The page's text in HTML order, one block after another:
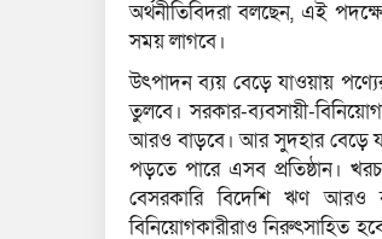
অর্থনীতিবিদরা বলছেন, এই
সময় লাগবে।
উৎপাদন ব্যয় বেড়ে যাওয়ায়
তুলবে। সরকার-ব্যবসায়ী-
আরও বাড়বে। আর সুদহার বেড়ে
পড়তে পারে এসব প্রতিষ্ঠান।
বেসরকারি বিদেশি ঋণ আরও
বিনিয়োগকারীরাও নিরুৎসাহিত